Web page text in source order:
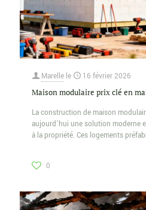
Marelle le 16 février 2026
Maison modulaire prix clé en
La construction de maison
aujourd’hui une solution moderne
à la propriété. Ces logements
0